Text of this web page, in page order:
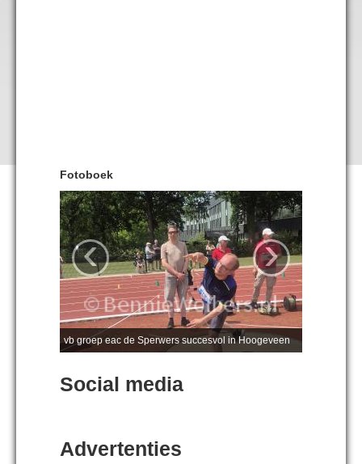
Fotoboek
vb groep eac de Sperwers succesvol in Hoogeveen
‹ ›
Social media
Advertenties